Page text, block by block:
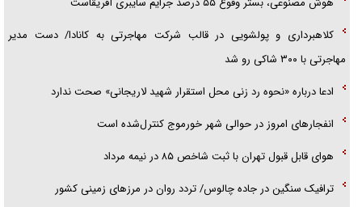
کلاهبرداری و پولشویی در قالب شرکت مهاجرتی به کانادا/ دست مدیر
مهاجرتی با ۳۰۰ شاکی رو شد
ادعا درباره «نحوه رد زنی محل استقرار شهید لاریجانی» صحت ندارد
انفجار‌های امروز در حوالی شهر خورموج کنترل‌شده است
هوای قابل قبول تهران با ثبت شاخص ۸۵ در نیمه مرداد
ترافیک سنگین در جاده چالوس/ تردد روان در مرز‌های زمینی کشور